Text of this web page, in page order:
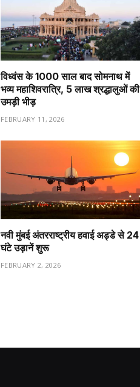
विध्वंस के 1000 साल बाद सोमनाथ में
भव्य महाशिवरात्रि, 5 लाख श्रद्धालुओं की
उमड़ी भीड़
FEBRUARY 11, 2026
नवी मुंबई अंतरराष्ट्रीय हवाई अड्डे से 24
घंटे उड़ानें शुरू
FEBRUARY 2, 2026